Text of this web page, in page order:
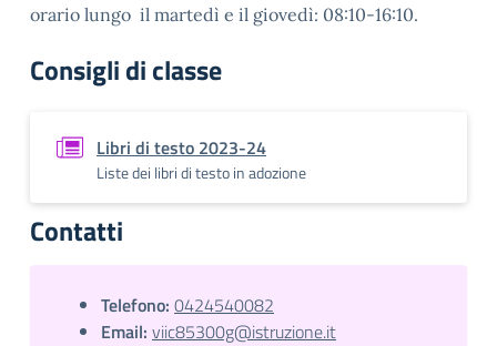
orario lungo il martedì e il giovedì: 08:10-16:10.
Consigli di classe
Libri di testo 2023-24
Liste dei libri di testo in adozione
Contatti
Telefono: 0424540082
Email: viic85300g@istruzione.it